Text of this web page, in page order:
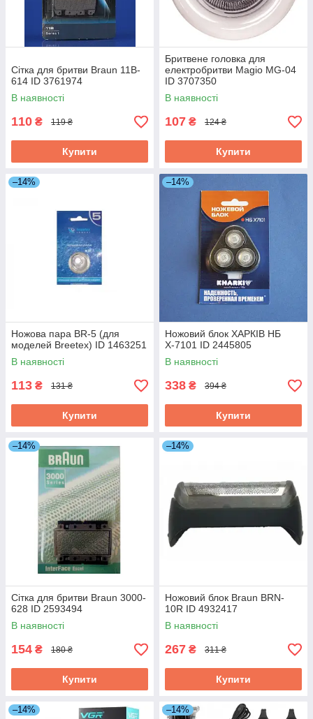
Сітка для бритви Braun 11B-
614 ID 3761974
В наявності
110 ₴ 119 ₴
Купити
Бритвене головка для
електробритви Magio MG-04
ID 3707350
В наявності
107 ₴ 124 ₴
Купити
–14%
Ножова пара BR-5 (для
моделей Breetex) ID 1463251
В наявності
113 ₴ 131 ₴
Купити
–14%
Ножовий блок ХАРКІВ НБ
Х-7101 ID 2445805
В наявності
338 ₴ 394 ₴
Купити
–14%
Сітка для бритви Braun 3000-
628 ID 2593494
В наявності
154 ₴ 180 ₴
Купити
–14%
Ножовий блок Braun BRN-
10R ID 4932417
В наявності
267 ₴ 311 ₴
Купити
–14% –14%